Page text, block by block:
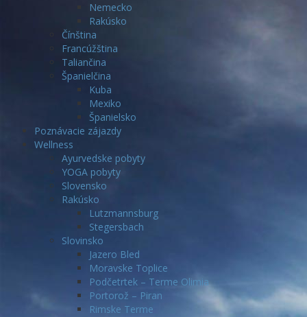
Nemecko
Rakúsko
Čínština
Francúžština
Taliančina
Španielčina
Kuba
Mexiko
Španielsko
Poznávacie zájazdy
Wellness
Ayurvedske pobyty
YOGA pobyty
Slovensko
Rakúsko
Lutzmannsburg
Stegersbach
Slovinsko
Jazero Bled
Moravske Toplice
Podčetrtek – Terme Olimia
Portorož – Piran
Rimske Terme